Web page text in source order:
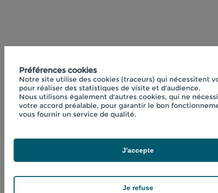
Préférences cookies
Notre site utilise des cookies (traceurs) qui nécessitent
pour réaliser des statistiques de visite et d'audience.
Nous utilisons également d'autres cookies, qui ne
votre accord préalable, pour garantir le bon
vous fournir un service de qualité.
Je refuse
J'accepte